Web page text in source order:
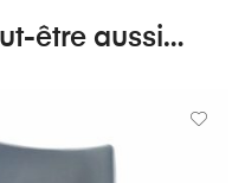
être aussi…